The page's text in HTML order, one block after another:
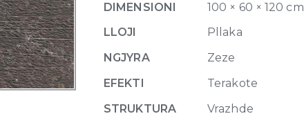
60
x
cm
quantity
DIMENSIONI
100 × 60 × 120 cm
LLOJI
Pllaka
NGJYRA
Zeze
EFEKTI
Terakote
STRUKTURA
Vrazhde